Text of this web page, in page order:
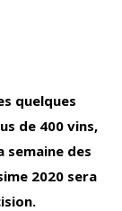
quelques
de 400 vins,
semaine des
2020 sera